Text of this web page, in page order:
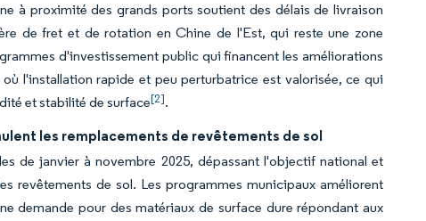
à proximité des grands ports soutient des délais de livraison
de fret et de rotation en Chine de l'Est, qui reste une zone
d'investissement public qui financent les améliorations
l'installation rapide et peu perturbatrice est valorisée, ce qui
et stabilité de surface[2].
les remplacements de revêtements de sol
de janvier à novembre 2025, dépassant l'objectif national et
revêtements de sol. Les programmes municipaux améliorent
demande pour des matériaux de surface dure répondant aux